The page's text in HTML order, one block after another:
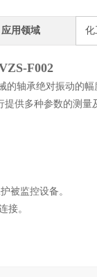
应用领域 化
F002
的轴承绝对振动的
供多种参数的测量
被监控设备。
接。